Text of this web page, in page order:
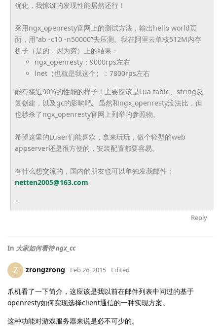
优化，我惊讶的发现性能居然还行！
采用ngx_openresty官网上的测试方法，输出hello world页
面，用“ab -c10 -n50000”去压测。我在阿里云单核512M内存
机子 （是的，因为穷） 上的结果：
ngx_openresty：9000rps左右
lnet（也就是我这个）：7800rps左右
能有接近90%的性能的样子！主要应该是Lua table、string反
复创建，以及gc的影响吧。虽然和ngx_openresty没法比，但
也秒杀了ngx_openresty官网上列举的参照物。
希望这里的Luaer们能喜欢，拿来玩玩，做个轻型的web
appserver还是很方便的，安装配置都要容易。
有什么想交流的，国内的朋友也可以单独发我邮件：
netten2005@163.com
--
Reply
In 大家如何看待 ngx_cc
Z zrongzrong Feb 26, 2015 Edited
爪机看了一下简介，这应该是我以前在邮件列表中问过的基于
openresty如何实现选择client通信的一种实现方案。
这种功能对游戏服务器来说是必不可少的。